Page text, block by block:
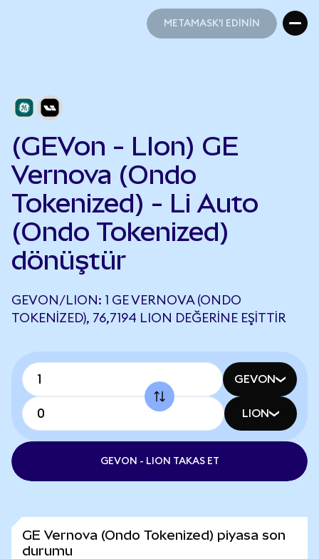
METAMASK'I EDİNİN
(GEVon - LIon) GE
Vernova (Ondo
Tokenized) - Li Auto
(Ondo Tokenized)
dönüştür
GEVON/LION: 1 GE VERNOVA (ONDO
TOKENIZED), 76,7194 LION DEĞERINE EŞITTIR
GEVON
LION
GEVON - LION TAKAS ET
GE Vernova (Ondo Tokenized) piyasa son
durumu